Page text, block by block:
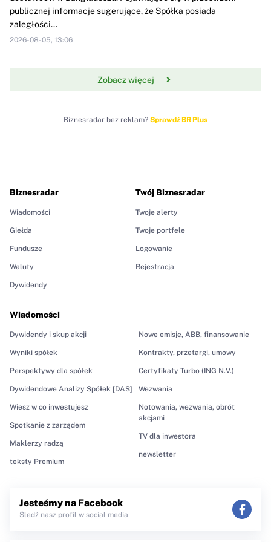
publicznej informacje sugerujące, że Spółka posiada
zaległości...
2026-08-05, 13:06
Zobacz więcej
Biznesradar bez reklam? Sprawdź BR Plus
Biznesradar
Wiadomości
Giełda
Fundusze
Waluty
Dywidendy
Wiadomości
Dywidendy i skup akcji
Wyniki spółek
Perspektywy dla spółek
Dywidendowe Analizy Spółek [DAS]
Wiesz w co inwestujesz
Spotkanie z zarządem
Maklerzy radzą
teksty Premium
Nowe emisje, ABB, finansowanie
Kontrakty, przetargi, umowy
Certyfikaty Turbo (ING N.V.)
Wezwania
Notowania, wezwania, obrót
akcjami
TV dla inwestora
newsletter
Twój Biznesradar
Twoje alerty
Twoje portfele
Logowanie
Rejestracja
Jesteśmy na Facebook
Śledź nasz profil w social media